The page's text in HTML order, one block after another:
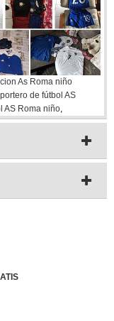
As Roma niño
de fútbol AS
AS Roma niño,